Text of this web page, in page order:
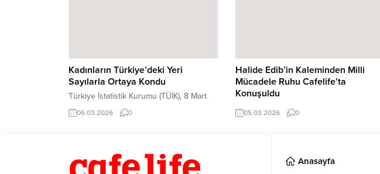
Kadınların Türkiye’deki Yeri
Sayılarla Ortaya Kondu
Türkiye İstatistik Kurumu (TÜİK), 8 Mart
Dünya Kadınlar Günü kapsamında
hazırladığı “İstatistiklerle Kadın, 2025”
sosyal yaşam gibi birçok alandaki
durumu güncel verilerle ortaya kondu.
06.03.2026 0
Halide Edib’in Kaleminden Milli
Mücadele Ruhu Cafelife’ta
Konuşuldu
“Bir Kitap Bir İnsan” etkinliği kapsamında
Halide Edib Adıvar’ın Türk’ün Ateşle
edebiyatseverlerle buluştu. Çarşamba
akşamı saat 21.00’de Cafelife’ta
gerçekleştirilen etkinlik kitap severlerden
05.03.2026 0
Anasayfa